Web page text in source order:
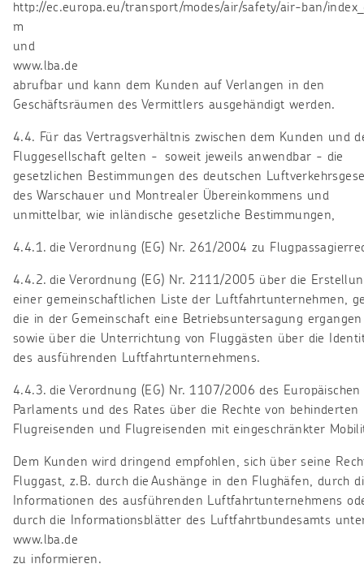
http://ec.europa.eu/transport/modes/air/safety/air-ban/
m
und
www.lba.de
abrufbar und kann dem Kunden auf Verlangen in den
Geschäftsräumen des Vermittlers ausgehändigt werden.
4.4. Für das Vertragsverhältnis zwischen dem Kunden und
Fluggesellschaft gelten - soweit jeweils anwendbar - die
gesetzlichen Bestimmungen des deutschen
des Warschauer und Montrealer Übereinkommens und
unmittelbar, wie inländische gesetzliche Bestimmungen,
4.4.1. die Verordnung (EG) Nr. 261/2004 zu
4.4.2. die Verordnung (EG) Nr. 2111/2005 über die
einer gemeinschaftlichen Liste der Luftfahrtunternehmen,
die in der Gemeinschaft eine Betriebsuntersagung
sowie über die Unterrichtung von Fluggästen über die
des ausführenden Luftfahrtunternehmens.
4.4.3. die Verordnung (EG) Nr. 1107/2006 des Europäischen
Parlaments und des Rates über die Rechte von behinderten
Flugreisenden und Flugreisenden mit eingeschränkter
Dem Kunden wird dringend empfohlen, sich über seine
Fluggast, z.B. durch die Aushänge in den Flughäfen, durch
Informationen des ausführenden Luftfahrtunternehmens
durch die Informationsblätter des Luftfahrtbundesamts
www.lba.de
zu informieren.